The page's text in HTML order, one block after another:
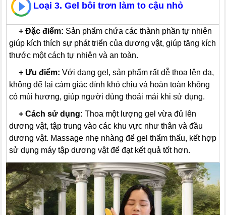
Loại 3. Gel bôi trơn làm to cậu nhỏ
+Đặc điểm: Sản phẩm chứa các thành phần tự nhiên
giúp kích thích sự phát triển của dương vật, giúp tăng kích
thước một cách tự nhiên và an toàn.
+ Ưu điểm: Với dạng gel, sản phẩm rất dễ thoa lên da,
không để lại cảm giác dính khó chịu và hoàn toàn không
có mùi hương, giúp người dùng thoải mái khi sử dụng.
+Cách sử dụng: Thoa một lượng gel vừa đủ lên
dương vật, tập trung vào các khu vực như thân và đầu
dương vật. Massage nhẹ nhàng để gel thẩm thấu, kết hợp
sử dụng máy tập dương vật để đạt kết quả tốt hơn.